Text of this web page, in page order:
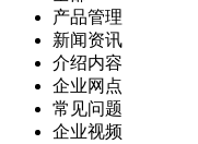
产品管理
新闻资讯
介绍内容
企业网点
常见问题
企业视频